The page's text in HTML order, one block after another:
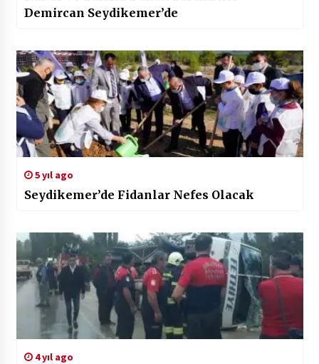
Demircan Seydikemer’de
5 yıl ago
Seydikemer’de Fidanlar Nefes Olacak
4 yıl ago